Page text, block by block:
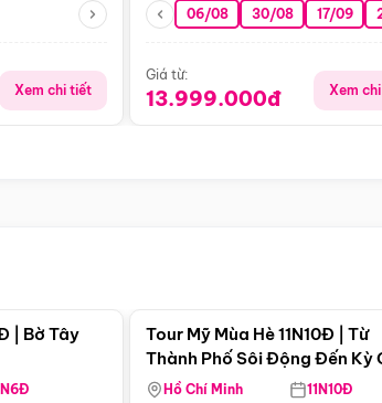
Xem chi tiết
06/08 30/08 17/09
Giá từ:
13.999.000đ Xem
| Bờ Tây
Tour Mỹ Mùa Hè 11N10Đ | Từ
Thành Phố Sôi Động Đến Kỳ
Thiên Nhiên Mỹ
Hồ Chí Minh 11N10Đ